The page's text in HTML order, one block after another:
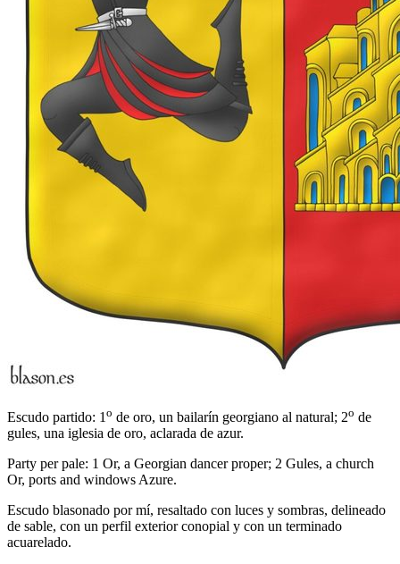
Escudo partido: 1 o de oro, un bailarín georgiano al natural; 2o de
gules, una iglesia de oro, aclarada de azur.
Party per pale: 1 Or, a Georgian dancer proper; 2 Gules, a church
Or, ports and windows Azure.
Escudo blasonado por mí, resaltado con luces y sombras, delineado
de sable, con un perfil exterior conopial y con un terminado
acuarelado.